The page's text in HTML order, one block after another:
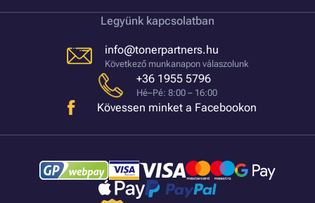
Legyünk kapcsolatban
info@tonerpartners.hu
Következő munkanapon válaszolunk
+36 1955 5796
Hé–Pé: 8:00 – 16:00
Kövessen minket a Facebookon